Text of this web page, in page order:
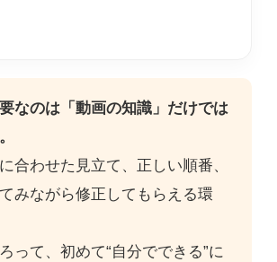
なのは「動画の知識」だけでは
合わせた見立て、正しい順番、
みながら修正してもらえる環
って、初めて“自分でできる”に